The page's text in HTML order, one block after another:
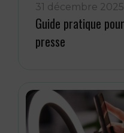
31 décembre 2025
Guide pratique
presse